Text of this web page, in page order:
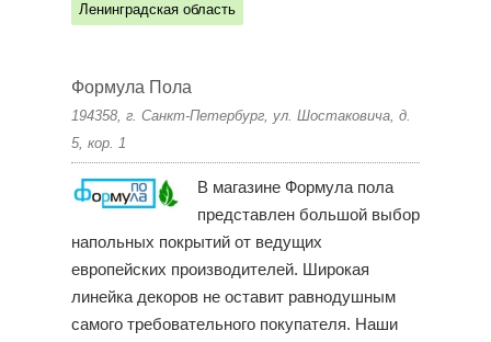
Ленинградская область
Формула Пола
194358, г. Санкт-Петербург, ул. Шостаковича, д.
5, кор. 1
В магазине Формула пола
представлен большой выбор
напольных покрытий от ведущих
европейских производителей. Широкая
линейка декоров не оставит равнодушным
самого требовательного покупателя. Наши